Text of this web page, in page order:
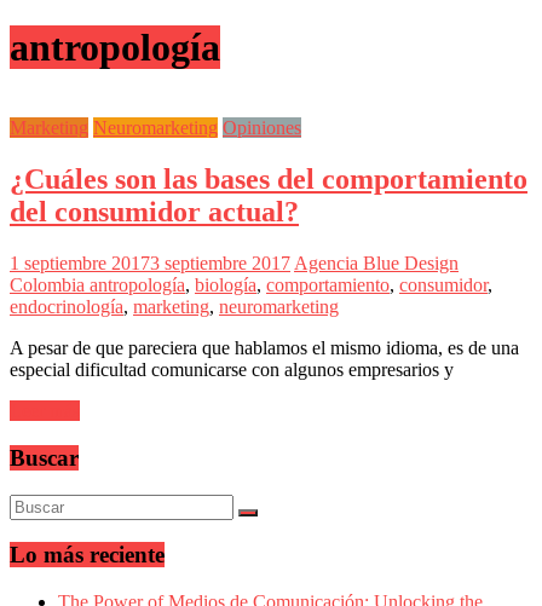
Revista
iBlue
Marketing
de
Mercadeo
y
Medios
la
Agencia
Blue
Colombia
y
filiales
América
|
Una
mirada
estratégica
antropología
Marketing Neuromarketing Opiniones
¿Cuáles son las bases del comportamiento
del consumidor actual?
1 septiembre 20173 septiembre 2017 Agencia Blue Design
Colombia antropología, biología, comportamiento, consumidor,
endocrinología, marketing, neuromarketing
A pesar de que pareciera que hablamos el mismo idioma, es de una
especial dificultad comunicarse con algunos empresarios y
Buscar
Lo más reciente
The Power of Medios de Comunicación: Unlocking the